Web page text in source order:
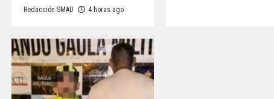
Redacción SMAD 4 horas ago